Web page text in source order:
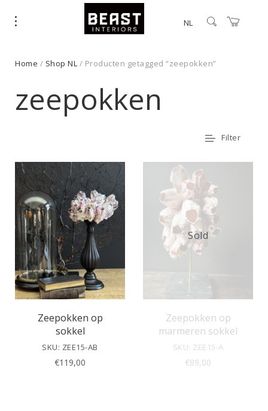
NL
Home / Shop NL / Producten getagged “zeepokken”
zeepokken
Filter
Zeepokken op
sokkel
SKU: ZEE15-AB
€119,00
Zeepokken op
marmeren sokkel
SKU: ZEE15-A
€89,00
Sold